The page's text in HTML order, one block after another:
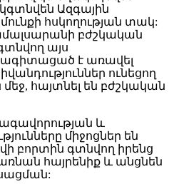
Ազգային
հսկողության տակ:
բժշկական
այս
է առավել
ունեցող
հայտնել են բժշկական
և
միջոցներ են
բորտին գտնվող իրենց
հայրենիք և անցնեն